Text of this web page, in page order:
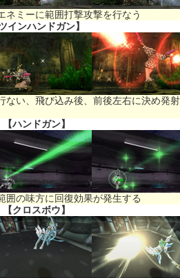
ネミーに範囲打撃攻撃を行なう
ツインハンドガン】
ない、飛び込み後、前後左右に決め発
【ハンドガン】
囲の味方に回復効果が発生する
【クロスボウ】